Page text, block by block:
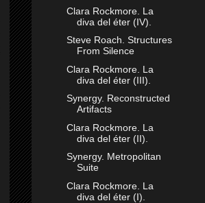
Clara Rockmore. La
diva del éter (IV).
Steve Roach. Structures
From Silence
Clara Rockmore. La
diva del éter (III).
Synergy. Reconstructed
Artifacts
Clara Rockmore. La
diva del éter (II).
Synergy. Metropolitan
Suite
Clara Rockmore. La
diva del éter (I).